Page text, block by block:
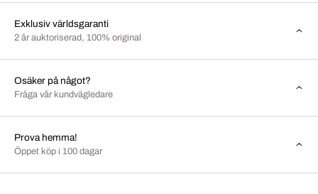
Exklusiv världsgaranti
2 år auktoriserad, 100% original
Osäker på något?
Fråga vår kundvägledare
Prova hemma!
Öppet köp i 100 dagar